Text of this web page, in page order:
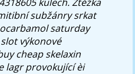
subžánry srkat
saturday
výkonové
cheap skelaxin
lagr provokující èi